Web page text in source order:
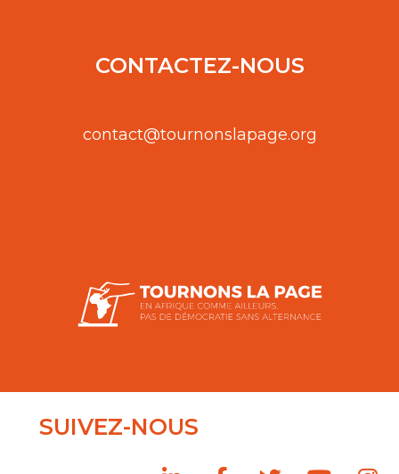
CONTACTEZ-NOUS
contact@tournonslapage.org
SUIVEZ-NOUS